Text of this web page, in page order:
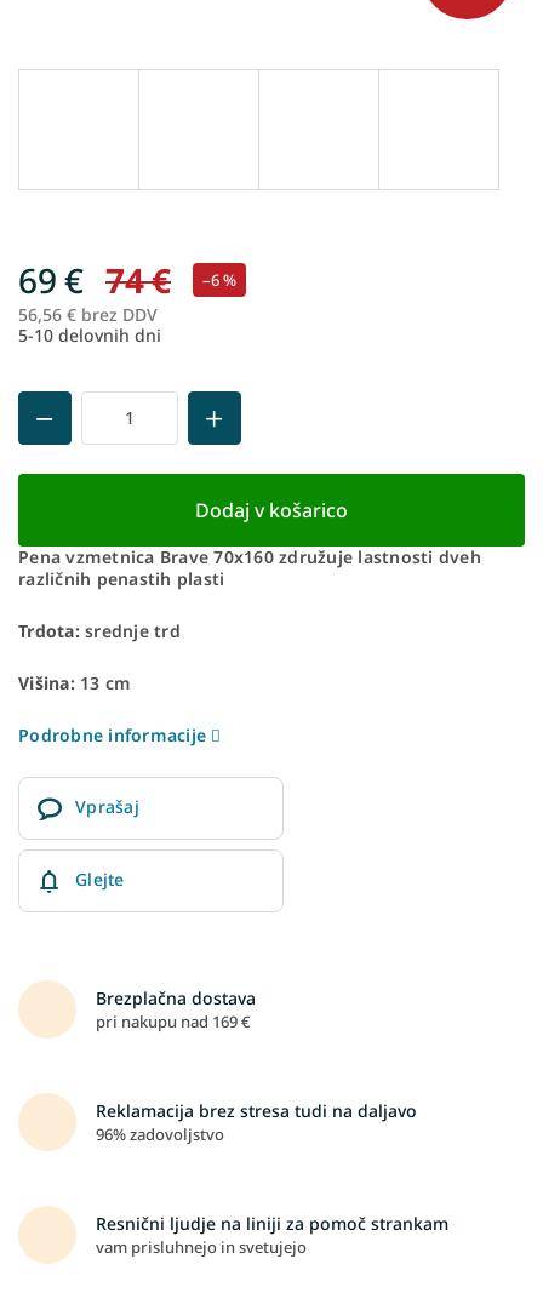
74 € –6 %
69 €
56,56 € brez DDV
5-10 delovnih dni
Dodaj v košarico
Pena vzmetnica Brave 70x160 združuje lastnosti dveh
različnih penastih plasti
Trdota:srednje trd
Višina:13 cm
Podrobne informacije
Vprašaj
Glejte
Brezplačna dostava
pri nakupu nad 169 €
Reklamacija brez stresa tudi na daljavo
96% zadovoljstvo
Resnični ljudje na liniji za pomoč strankam
vam prisluhnejo in svetujejo